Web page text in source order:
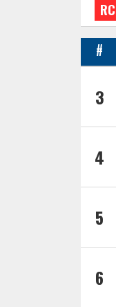
RC
#
3
4
5
6